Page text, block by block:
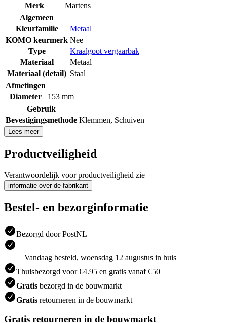
Merk
Martens
Algemeen
Kleurfamilie
Metaal
KOMO keurmerk Nee
Type
Kraalgoot vergaarbak
Materiaal
Metaal
Materiaal (detail) Staal
Afmetingen
Diameter
153 mm
Gebruik
Bevestigingsmethode Klemmen, Schuiven
Lees meer
Productveiligheid
Verantwoordelijk voor productveiligheid zie
informatie over de fabrikant
Bestel- en bezorginformatie
Bezorgd door PostNL
Vandaag besteld, woensdag 12 augustus in huis
Thuisbezorgd voor €4.95 en gratis vanaf €50
Gratis bezorgd in de bouwmarkt
Gratis retourneren in de bouwmarkt
Gratis retourneren in de bouwmarkt